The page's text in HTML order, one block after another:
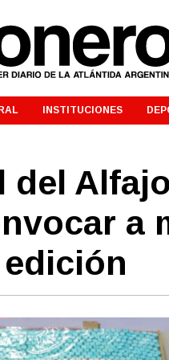
INSTITUCIONES
del
a
edición